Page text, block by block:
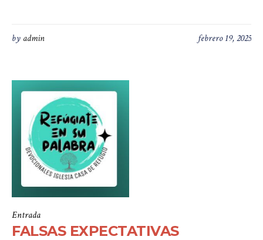
febrero 19, 2025
by admin
Entrada
FALSAS EXPECTATIVAS